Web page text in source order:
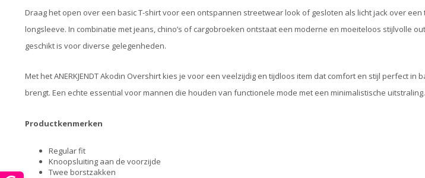
Draag het open over een basic T-shirt voor een ontspannen streetwear look of gesloten als licht jack over een
longsleeve. In combinatie met jeans, chino’s of cargobroeken ontstaat een moderne en moeiteloos stijlvolle
geschikt is voor diverse gelegenheden.
Met het ANERKJENDT Akodin Overshirt kies je voor een veelzijdig en tijdloos item dat comfort en stijl perfect in
brengt. Een echte essential voor mannen die houden van functionele mode met een minimalistische uitstraling.
Productkenmerken
Regular fit
Knoopsluiting aan de voorzijde
Twee borstzakken